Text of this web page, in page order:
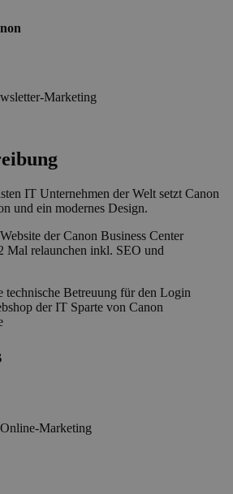
Marketing
IT Unternehmen der Welt setzt Canon
und ein modernes Design.
der Canon Business Center
Mal relaunchen inkl. SEO und
technische Betreuung für den Login
der IT Sparte von Canon
Marketing